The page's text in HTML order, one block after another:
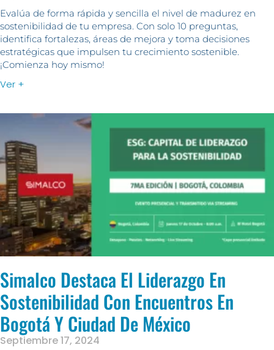
Evalúa de forma rápida y sencilla el nivel de madurez en
sostenibilidad de tu empresa. Con solo 10 preguntas,
identifica fortalezas, áreas de mejora y toma decisiones
estratégicas que impulsen tu crecimiento sostenible.
¡Comienza hoy mismo!
Ver +
Simalco Destaca El Liderazgo En
Sostenibilidad Con Encuentros En
Bogotá Y Ciudad De México
Septiembre 17, 2024